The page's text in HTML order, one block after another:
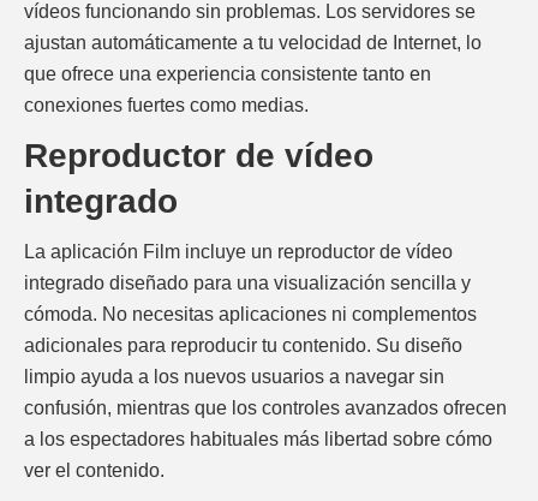
vídeos funcionando sin problemas. Los servidores se
ajustan automáticamente a tu velocidad de Internet, lo
que ofrece una experiencia consistente tanto en
conexiones fuertes como medias.
Reproductor de vídeo
integrado
La aplicación Film incluye un reproductor de vídeo
integrado diseñado para una visualización sencilla y
cómoda. No necesitas aplicaciones ni complementos
adicionales para reproducir tu contenido. Su diseño
limpio ayuda a los nuevos usuarios a navegar sin
confusión, mientras que los controles avanzados ofrecen
a los espectadores habituales más libertad sobre cómo
ver el contenido.